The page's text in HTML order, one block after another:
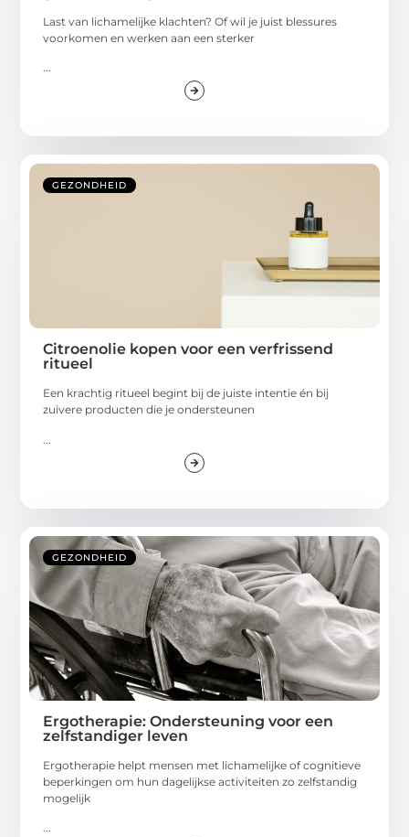
Last van lichamelijke klachten? Of wil je juist blessures
voorkomen en werken aan een sterker
...
GEZONDHEID
Citroenolie kopen voor een verfrissend
ritueel
Een krachtig ritueel begint bij de juiste intentie én bij
zuivere producten die je ondersteunen
GEZONDHEID
Ergotherapie: Ondersteuning voor een
zelfstandiger leven
Ergotherapie helpt mensen met lichamelijke of cognitieve
beperkingen om hun dagelijkse activiteiten zo zelfstandig
mogelijk
...